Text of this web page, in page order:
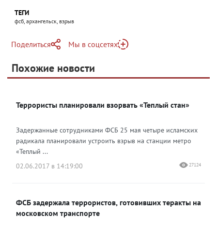
ТЕГИ
фсб, архангельск, взрыв
Поделиться
Telegram
Одноклассники
Мы в соцсетях
Яндекс Дзен
Похожие новости
Террористы планировали взорвать «Теплый стан»
Задержанные сотрудниками ФСБ 25 мая четыре исламских
радикала планировали устроить взрыв на станции метро
«Теплый ...
02.06.2017 в 14:19:00
27124
ФСБ задержала террористов, готовивших теракты на
московском транспорте